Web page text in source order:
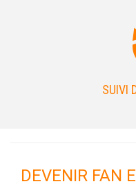
SUIVI
DEVENIR FAN